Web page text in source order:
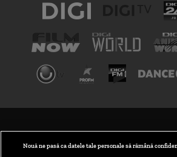
Nouă ne pasă ca datele tale personale să rămână